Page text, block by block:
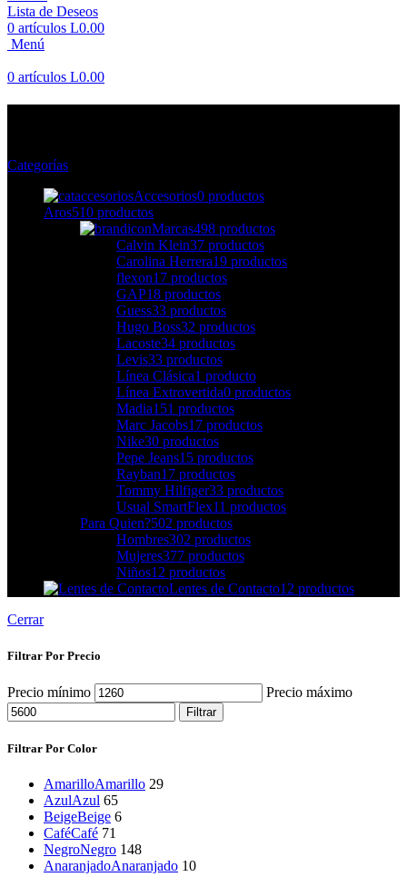
Lista de Deseos
0 artículos L0.00
Menú
0 artículos L0.00
Categorías
Accesorios0 productos
Aros510 productos
Marcas498 productos
Calvin Klein37 productos
Carolina Herrera19 productos
flexon17 productos
GAP18 productos
Guess33 productos
Hugo Boss32 productos
Lacoste34 productos
Levis33 productos
Línea Clásica1 producto
Línea Extrovertida0 productos
Madia151 productos
Marc Jacobs17 productos
Nike30 productos
Pepe Jeans15 productos
Rayban17 productos
Tommy Hilfiger33 productos
Usual SmartFlex11 productos
Para Quien?502 productos
Hombres302 productos
Mujeres377 productos
Niños12 productos
Lentes de Contacto12 productos
Cerrar
Filtrar Por Precio
Precio mínimo Precio máximo
Filtrar
Filtrar Por Color
AmarilloAmarillo 29
AzulAzul 65
BeigeBeige 6
CaféCafé 71
NegroNegro 148
AnaranjadoAnaranjado 10